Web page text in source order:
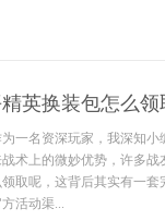
英换装包怎么领
为一名资深玩家，我深知
术上的微妙优势，许多
取呢，这背后其实有一
活动渠...